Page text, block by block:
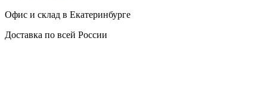
Офис и склад в Екатеринбурге
Доставка по всей России